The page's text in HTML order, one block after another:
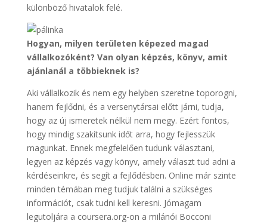
különböző hivatalok felé.
Hogyan, milyen területen képezed magad
vállalkozóként? Van olyan képzés, könyv, amit
ajánlanál a többieknek is?
Aki vállalkozik és nem egy helyben szeretne toporogni,
hanem fejlődni, és a versenytársai előtt járni, tudja,
hogy az új ismeretek nélkül nem megy. Ezért fontos,
hogy mindig szakítsunk időt arra, hogy fejlesszük
magunkat. Ennek megfelelően tudunk választani,
legyen az képzés vagy könyv, amely választ tud adni a
kérdéseinkre, és segít a fejlődésben. Online már szinte
minden témában meg tudjuk találni a szükséges
információt, csak tudni kell keresni. Jómagam
legutoljára a coursera.org-on a milánói Bocconi